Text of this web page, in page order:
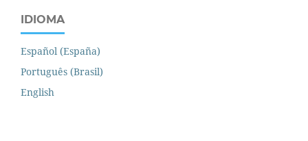
IDIOMA
Español (España)
Português (Brasil)
English